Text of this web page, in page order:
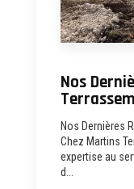
Nos
Nos Dernières
Chez Martins
expertise au
d...